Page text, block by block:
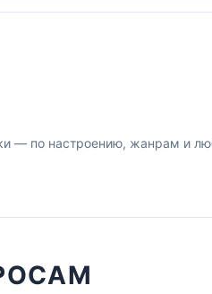
— по настроению, жанрам и